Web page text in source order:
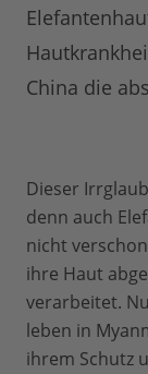
China die
Dieser
denn auch
nicht
ihre Haut
verarbeitet.
leben in
ihrem Schutz